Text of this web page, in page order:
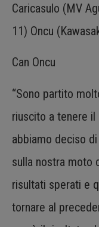
Caricasulo (MV
11) Oncu
Can Oncu
“Sono partito
riuscito a tenere il
abbiamo deciso
sulla nostra moto
risultati sperati e
tornare al